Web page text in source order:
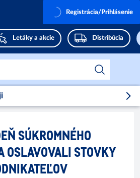
Letáky a akcie Distribúcia
Registrácia/Prihlásenie
SÚKROMNÉHO
OSLAVOVALI STOVKY